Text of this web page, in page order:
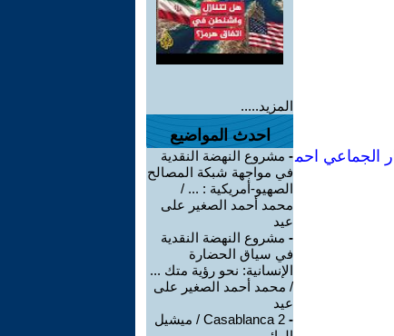
الجماعي احم
المزيد.....
احدث المواضيع
- مشروع النهضة النقدية
في مواجهة شبكة المصالح
الصهيو-أمريكية : ... /
محمد أحمد الصغير على
عيد
- مشروع النهضة النقدية
في سياق الحضارة
الإنسانية: نحو رؤية متك ...
/ محمد أحمد الصغير على
عيد
-
Casablanca 2 / ميشيل